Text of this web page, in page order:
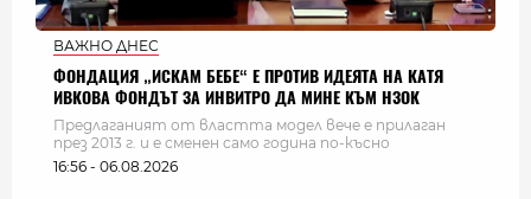
ВАЖНО ДНЕС
ФОНДАЦИЯ „ИСКАМ БЕБЕ“ Е ПРОТИВ ИДЕЯТА НА КАТЯ
ИВКОВА ФОНДЪТ ЗА ИНВИТРО ДА МИНЕ КЪМ НЗОК
Предлаганият от властта модел вече е прилаган
през 2013 г. и е сменен само година по-късно
16:56 - 06.08.2026